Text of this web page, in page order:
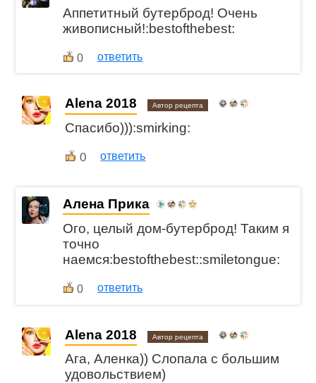
Аппетитный бутерброд! Очень
живописный!:bestofthebest:
0 ответить
Alena 2018 Автор рецепта
Спасибо))):smirking:
0 ответить
Алена Прика
Ого, целый дом-бутерброд! Таким я
точно
наемся:bestofthebest::smiletongue:
0 ответить
Alena 2018 Автор рецепта
Ага, Аленка)) Слопала с большим
удовольствием)